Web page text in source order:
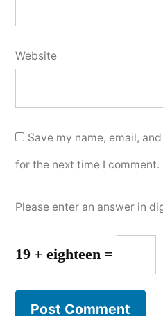
Website
Save my name, email,
for the next time I comment.
Please enter an answer in
19 + eighteen =